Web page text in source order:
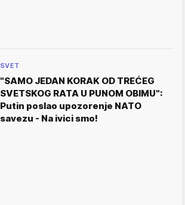
SVET
"SAMO JEDAN KORAK OD TREĆEG
SVETSKOG RATA U PUNOM OBIMU":
Putin poslao upozorenje NATO
savezu - Na ivici smo!